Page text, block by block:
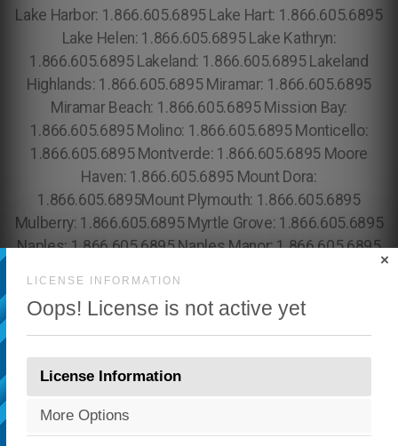
LICENSE INFORMATION
Oops! License is not active yet
×
License Information
More Options